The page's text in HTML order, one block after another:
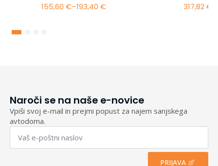
155,60 €–193,40 €
Cenovni
317,82€
Naroči se na naše e-novice
Vpiši svoj e-mail in prejmi popust za najem sanjskega
avtodoma.
Email
PRIJAVA